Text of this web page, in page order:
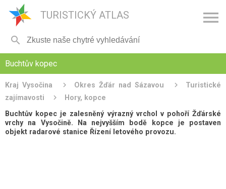
TURISTICKÝ ATLAS 

Buchtův kopec
Kraj Vysočina Okres Žďár nad Sázavou
Turistické
zajímavosti
Hory, kopce
Buchtův kopec je zalesněný výrazný vrchol v pohoří Žďárské
vrchy na Vysočině. Na nejvyšším bodě kopce je postaven
objekt radarové stanice Řízení letového provozu.